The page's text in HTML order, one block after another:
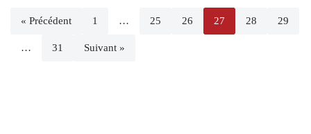
« Précédent 1 … 25 26 27 28 29
… 31 Suivant »